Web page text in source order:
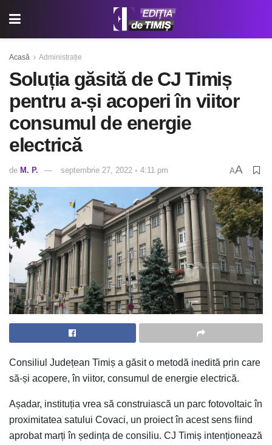
Acasă Administrație
Soluția găsită de CJ Timiș
pentru a-și acoperi în viitor
consumul de energie
electrică
de M. P. septembrie 27, 2022 ◦ 4:11 pm AA
Consiliul Județean Timiș a găsit o metodă inedită prin care
să-și acopere, în viitor, consumul de energie electrică.
Așadar, instituția vrea să construiască un parc fotovoltaic în
proximitatea satului Covaci, un proiect în acest sens fiind
aprobat marți în ședința de consiliu. CJ Timiș intenționează